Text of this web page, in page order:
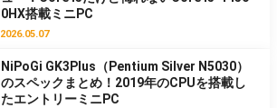
0HX搭載ミニPC
2026.05.07
NiPoGi GK3Plus（Pentium Silver N5030）
のスペックまとめ！2019年のCPUを搭載し
たエントリーミニPC